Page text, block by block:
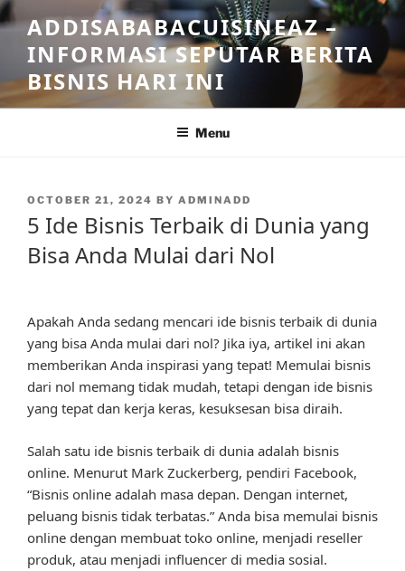
Skip
to
content
ADDISABABACUISINEAZ –
INFORMASI SEPUTAR BERITA
BISNIS HARI INI
Menu
POSTED
OCTOBER 21, 2024 BY ADMINADD
5 Ide Bisnis Terbaik di Dunia yang
Bisa Anda Mulai dari Nol
Apakah Anda sedang mencari ide bisnis terbaik di dunia
yang bisa Anda mulai dari nol? Jika iya, artikel ini akan
memberikan Anda inspirasi yang tepat! Memulai bisnis
dari nol memang tidak mudah, tetapi dengan ide bisnis
yang tepat dan kerja keras, kesuksesan bisa diraih.
Salah satu ide bisnis terbaik di dunia adalah bisnis
online. Menurut Mark Zuckerberg, pendiri Facebook,
“Bisnis online adalah masa depan. Dengan internet,
peluang bisnis tidak terbatas.” Anda bisa memulai bisnis
online dengan membuat toko online, menjadi reseller
produk, atau menjadi influencer di media sosial.